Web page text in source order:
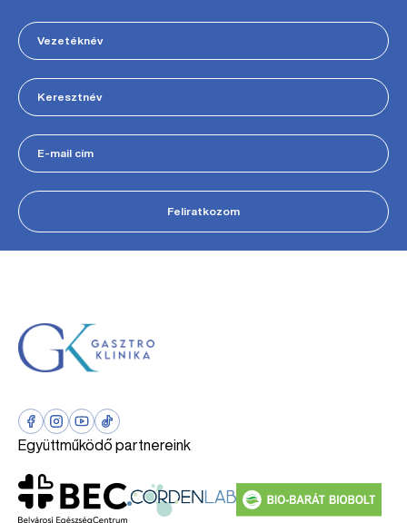
Feliratkozom
Együttműködő partnereink